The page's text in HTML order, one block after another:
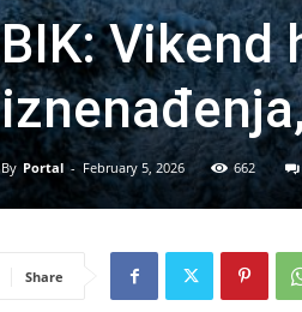
BIK: Vikend
By Portal - February 5, 2026 662
Share